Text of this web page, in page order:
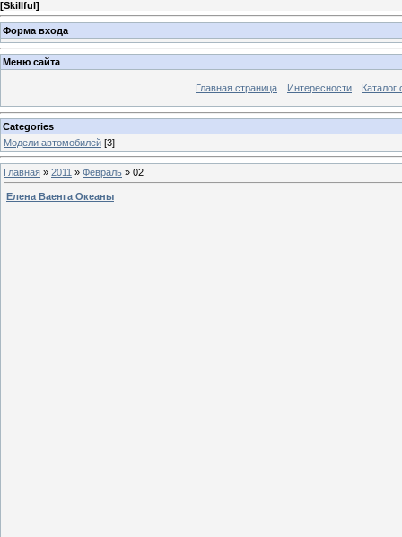
[Skillful]
Форма входа
Меню сайта
Главная страница Интересности Каталог
Categories
Модели автомобилей [3]
Главная » 2011 » Февраль » 02
Елена Ваенга Океаны